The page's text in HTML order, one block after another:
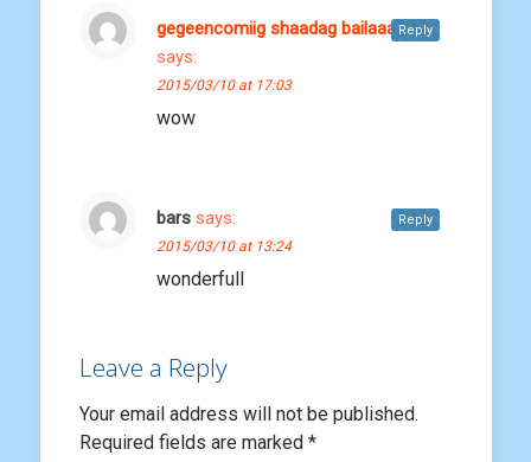
gegeencomiig shaadag bailaaa
says:
2015/03/10 at 17:03
wow
Reply
bars says:
2015/03/10 at 13:24
wonderfull
Reply
Leave a Reply
Your email address will not be published.
Required fields are marked *